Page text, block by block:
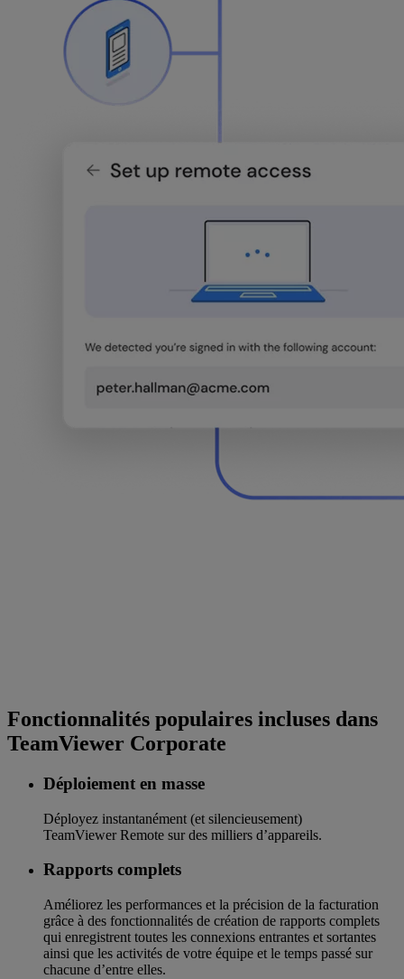
Fonctionnalités populaires incluses dans
TeamViewer Corporate
Déploiement en masse
Déployez instantanément (et silencieusement)
TeamViewer Remote sur des milliers d’appareils.
Rapports complets
Améliorez les performances et la précision de la facturation
grâce à des fonctionnalités de création de rapports complets
qui enregistrent toutes les connexions entrantes et sortantes
ainsi que les activités de votre équipe et le temps passé sur
chacune d’entre elles.